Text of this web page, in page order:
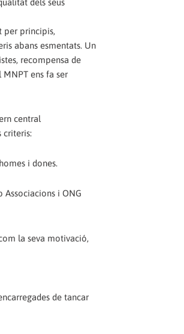
per principis,
abans esmentats. Un
recompensa de
ens fa ser
central
criteris:
i dones.
i ONG
la seva motivació,
de tancar